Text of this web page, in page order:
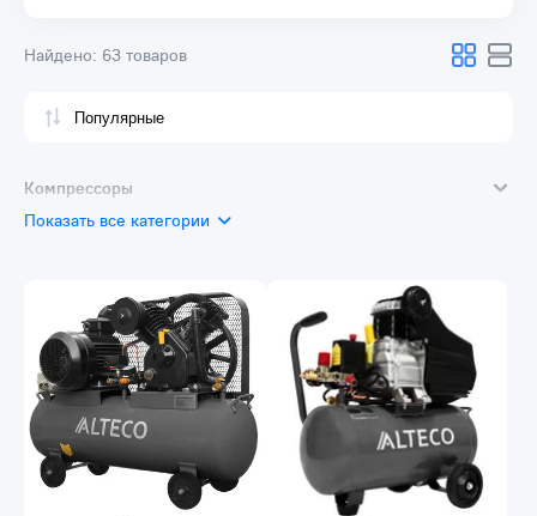
Найдено: 63 товаров
Компрессоры
Поршневые компрессоры
Передвижные компрессоры
Показать все категории